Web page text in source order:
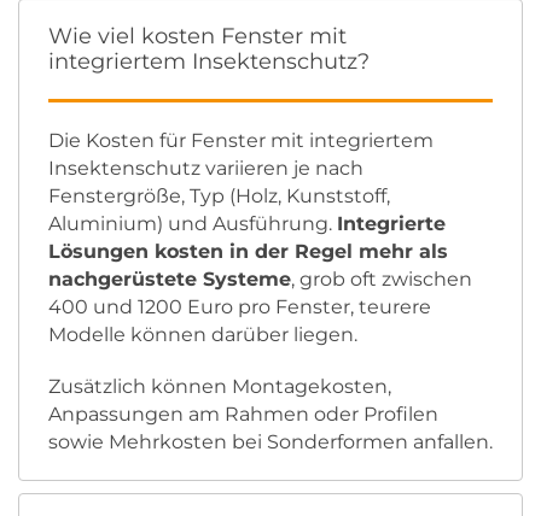
Wie viel kosten Fenster mit
integriertem Insektenschutz?
Die Kosten für Fenster mit integriertem
Insektenschutz variieren je nach
Fenstergröße, Typ (Holz, Kunststoff,
Aluminium) und Ausführung. Integrierte
Lösungen kosten in der Regel mehr als
nachgerüstete Systeme, grob oft zwischen
400 und 1200 Euro pro Fenster, teurere
Modelle können darüber liegen.
Zusätzlich können Montagekosten,
Anpassungen am Rahmen oder Profilen
sowie Mehrkosten bei Sonderformen anfallen.